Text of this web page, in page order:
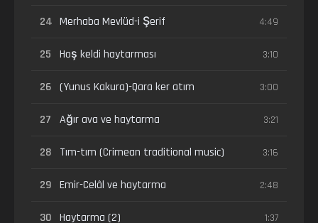
24 Merhaba Mevlüd-i Şerif 4:49
25 Hoş keldi haytarması 3:10
26 (Yunus Kakura)-Qara ker atım 3:00
27 Ağır ava ve haytarma 3:21
28 Tım-tım (Crimean traditional music) 3:16
29 Emir-Celâl ve haytarma 2:48
30 Haytarma (2) 1:37